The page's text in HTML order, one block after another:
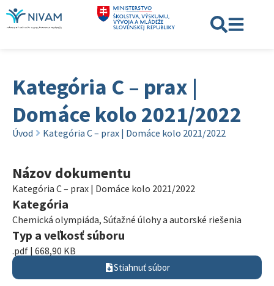
Kategória C – prax |
Domáce kolo 2021/2022
Úvod Kategória C – prax | Domáce kolo 2021/2022
Názov dokumentu
Kategória C – prax | Domáce kolo 2021/2022
Kategória
Chemická olympiáda, Súťažné úlohy a autorské riešenia
Typ a veľkosť súboru
.pdf | 668,90 KB
Stiahnuť súbor